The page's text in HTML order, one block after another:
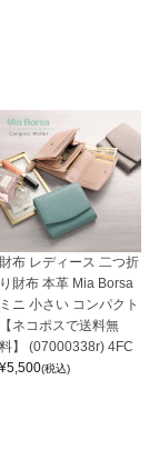
財布 レディース 二つ折
り財布 本革 Mia Borsa
ミニ 小さい コンパクト
【ネコポスで送料無
料】 (07000338r) 4FC
¥5,500(税込)